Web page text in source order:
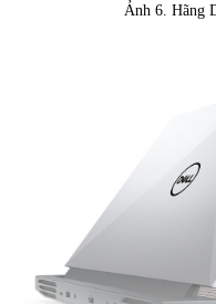
Ảnh 6. Hãng